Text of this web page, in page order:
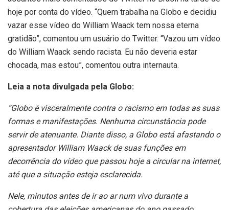
hoje por conta do vídeo. “Quem trabalha na Globo e decidiu
vazar esse vídeo do William Waack tem nossa eterna
gratidão”, comentou um usuário do Twitter. “Vazou um vídeo
do William Waack sendo racista. Eu não deveria estar
chocada, mas estou”, comentou outra internauta.
Leia a nota divulgada pela Globo:
“Globo é visceralmente contra o racismo em todas as suas
formas e manifestações. Nenhuma circunstância pode
servir de atenuante. Diante disso, a Globo está afastando o
apresentador William Waack de suas funções em
decorrência do vídeo que passou hoje a circular na internet,
até que a situação esteja esclarecida.
Nele, minutos antes de ir ao ar num vivo durante a